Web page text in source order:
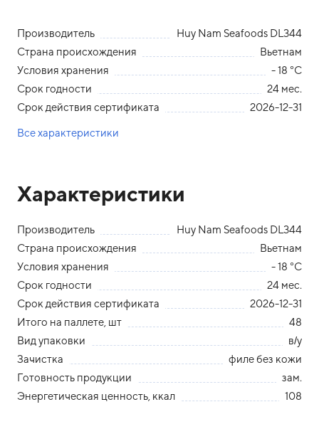
Производитель
Huy Nam Seafoods DL344
Страна происхождения
Вьетнам
Условия хранения
- 18 °С
Срок годности
24 мес.
Срок действия сертификата
2026-12-31
Все характеристики
Характеристики
Производитель
Huy Nam Seafoods DL344
Страна происхождения
Вьетнам
Условия хранения
- 18 °С
Срок годности
24 мес.
Срок действия сертификата
2026-12-31
Итого на паллете, шт
48
Вид упаковки
в/у
Зачистка
филе без кожи
Готовность продукции
зам.
Энергетическая ценность, ккал
108